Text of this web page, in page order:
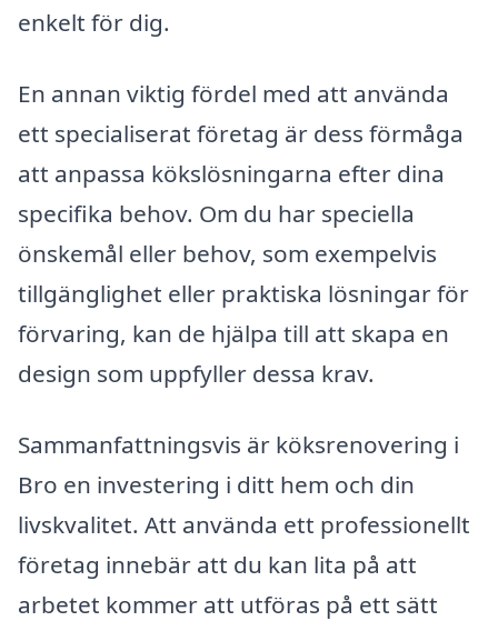
enkelt för dig.
En annan viktig fördel med att använda
ett specialiserat företag är dess förmåga
att anpassa kökslösningarna efter dina
specifika behov. Om du har speciella
önskemål eller behov, som exempelvis
tillgänglighet eller praktiska lösningar för
förvaring, kan de hjälpa till att skapa en
design som uppfyller dessa krav.
Sammanfattningsvis är köksrenovering i
Bro en investering i ditt hem och din
livskvalitet. Att använda ett professionellt
företag innebär att du kan lita på att
arbetet kommer att utföras på ett sätt